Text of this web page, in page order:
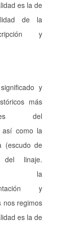
es la de
de la
y
y
más
del
así como la
(escudo de
del linaje.
la
y
nos regimos
es la de